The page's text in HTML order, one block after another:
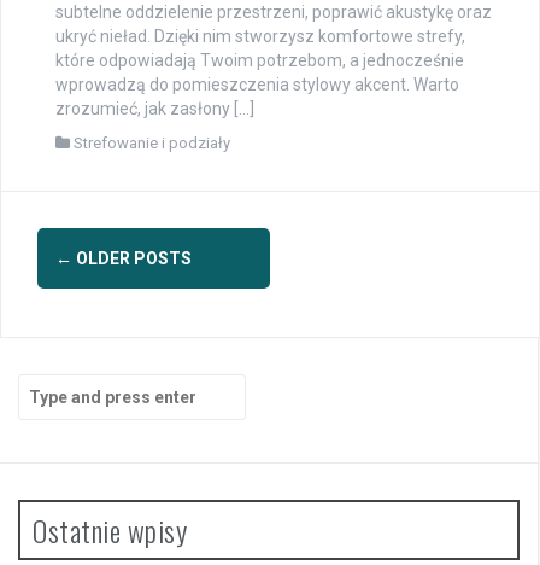
subtelne oddzielenie przestrzeni, poprawić akustykę oraz
ukryć nieład. Dzięki nim stworzysz komfortowe strefy,
które odpowiadają Twoim potrzebom, a jednocześnie
wprowadzą do pomieszczenia stylowy akcent. Warto
zrozumieć, jak zasłony […]
Strefowanie i podziały
Posts
navigation
← OLDER POSTS
for:
Ostatnie wpisy